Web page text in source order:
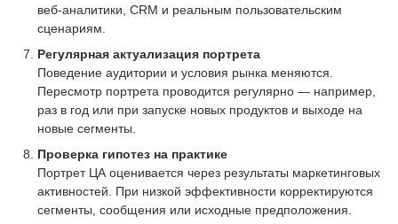
веб-аналитики, CRM и реальным пользовательским
сценариям.
Регулярная актуализация портрета
Поведение аудитории и условия рынка меняются.
Пересмотр портрета проводится регулярно — например,
раз в год или при запуске новых продуктов и выходе на
новые сегменты.
Проверка гипотез на практике
Портрет ЦА оценивается через результаты маркетинговых
активностей. При низкой эффективности корректируются
сегменты, сообщения или исходные предположения.